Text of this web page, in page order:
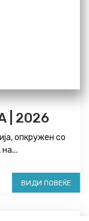
| 2026
опкружен со
ВИДИ ПОВЕЌЕ